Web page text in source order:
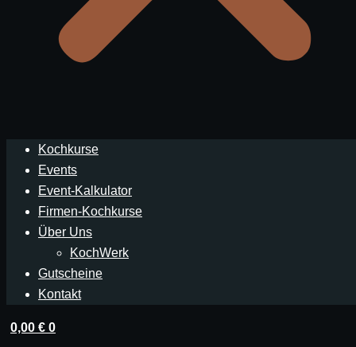
Kochkurse
Events
Event-Kalkulator
Firmen-Kochkurse
Über Uns
KochWerk
Gutscheine
Kontakt
0,00 € 0